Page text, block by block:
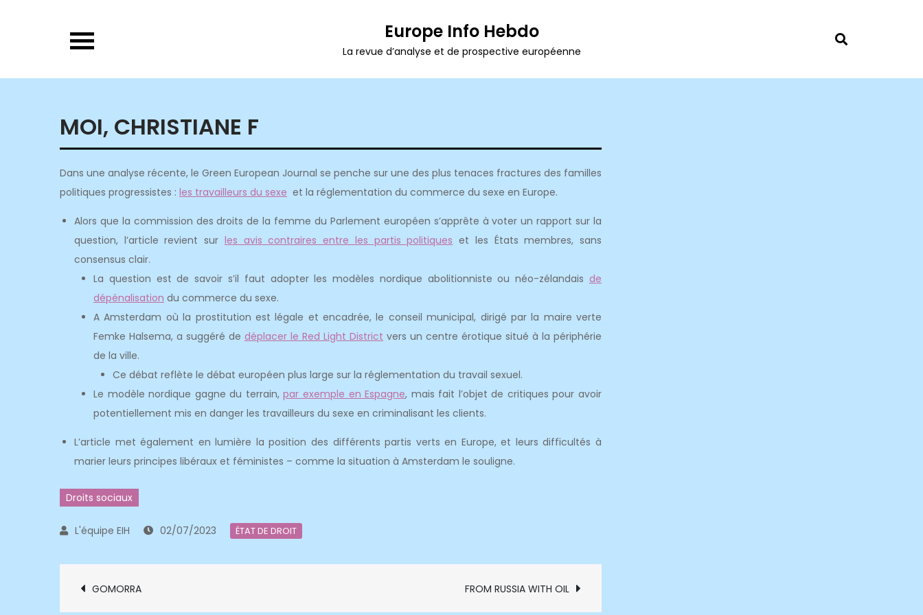
Europe Info Hebdo
La revue d’analyse et de prospective européenne
MOI, CHRISTIANE F
Dans une analyse récente, le Green European Journal se penche sur une des plus tenaces fractures des familles
politiques progressistes : les travailleurs du sexe et la réglementation du commerce du sexe en Europe.
Alors que la commission des droits de la femme du Parlement européen s’apprête à voter un rapport sur la
question, l’article revient sur les avis contraires entre les partis politiques et les États membres, sans
consensus clair.
La question est de savoir s’il faut adopter les modèles nordique abolitionniste ou néo-zélandais de
dépénalisation du commerce du sexe.
A Amsterdam où la prostitution est légale et encadrée, le conseil municipal, dirigé par la maire verte
Femke Halsema, a suggéré de déplacer le Red Light District vers un centre érotique situé à la périphérie
de la ville.
Ce débat reflète le débat européen plus large sur la réglementation du travail sexuel.
Le modèle nordique gagne du terrain,par exemple en Espagne, mais fait l’objet de critiques pour avoir
potentiellement mis en danger les travailleurs du sexe en criminalisant les clients.
L’article met également en lumière la position des différents partis verts en Europe, et leurs difficultés à
marier leurs principes libéraux et féministes – comme la situation à Amsterdam le souligne.
Droits sociaux
02/07/2023 ÉTAT DE DROIT
Navigation
GOMORRA FROM RUSSIA WITH OIL